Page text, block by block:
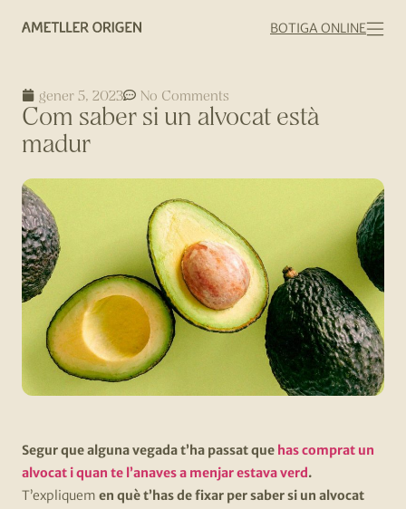
BOTIGA ONLINE
gener 5, 2023 No Comments
Com saber si un alvocat està
madur
Segur que alguna vegada t’ha passat que has comprat un
alvocat i quan te l’anaves a menjar estava verd.
T’expliquem en què t’has de fixar per saber si un alvocat